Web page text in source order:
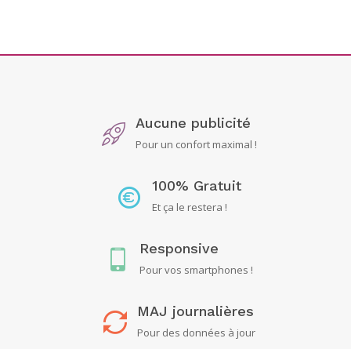
Aucune publicité
Pour un confort maximal !
100% Gratuit
Et ça le restera !
Responsive
Pour vos smartphones !
MAJ journalières
Pour des données à jour